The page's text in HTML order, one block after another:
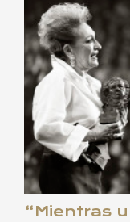
“Mientras